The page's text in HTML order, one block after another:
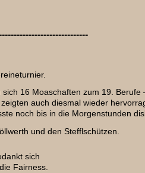
16 Moaschaften zum 19. Berufe
auch diesmal wieder
noch bis in die Morgenstunden
und den Stefflschützen.
sich
Fairness.